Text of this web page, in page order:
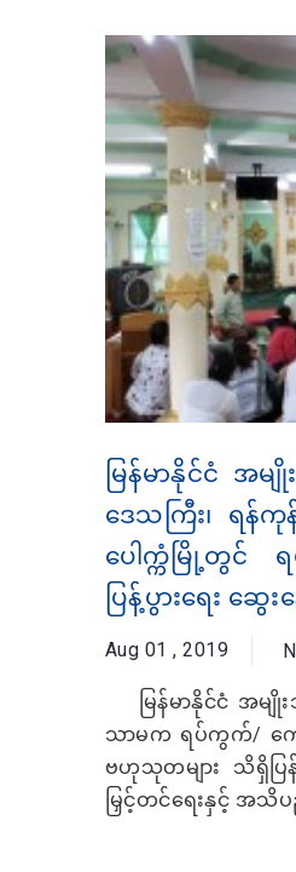
မြန်မာနိုင်ငံ အ
ဒေသကြီး၊ ရန်ကု
ပေါက္ကံမြို့တွ
ပြန့်ပွားရေး ဆွေး
Aug 01 , 2019
မြန်မာနိုင်ငံ အမျို
သာမက ရပ်ကွက်/ ကျ
ဗဟုသုတများ သိရှိပ
မြှင့်တင်ရေးနှင့် အသိပည